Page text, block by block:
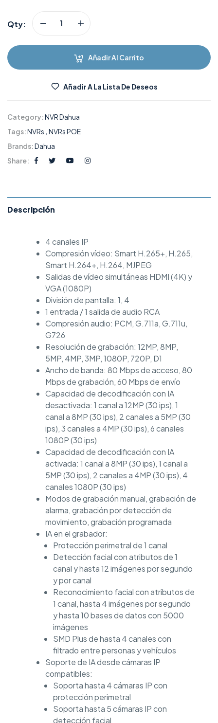
Qty:
Añadir Al Carrito
Añadir A La Lista De Deseos
Category:NVR Dahua
Tags:NVRs NVRs POE
Brands:Dahua
Share:
Descripción
4 canales IP
Compresión vídeo: Smart H.265+, H.265,
Smart H.264+, H.264, MJPEG
Salidas de vídeo simultáneas HDMI (4K) y
VGA (1080P)
División de pantalla: 1, 4
1 entrada / 1 salida de audio RCA
Compresión audio: PCM, G.711a, G.711u,
G726
Resolución de grabación: 12MP, 8MP,
5MP, 4MP, 3MP, 1080P, 720P, D1
Ancho de banda: 80 Mbps de acceso, 80
Mbps de grabación, 60 Mbps de envío
Capacidad de decodificación con IA
desactivada: 1 canal a 12MP (30 ips), 1
canal a 8MP (30 ips), 2 canales a 5MP (30
ips), 3 canales a 4MP (30 ips), 6 canales
1080P (30 ips)
Capacidad de decodificación con IA
activada: 1 canal a 8MP (30 ips), 1 canal a
5MP (30 ips), 2 canales a 4MP (30 ips), 4
canales 1080P (30 ips)
Modos de grabación manual, grabación de
alarma, grabación por detección de
movimiento, grabación programada
IA en el grabador:
Protección perimetral de 1 canal
Detección facial con atributos de 1
canal y hasta 12 imágenes por segundo
y por canal
Reconocimiento facial con atributos de
1 canal, hasta 4 imágenes por segundo
y hasta 10 bases de datos con 5000
imágenes
SMD Plus de hasta 4 canales con
filtrado entre personas y vehículos
Soporte de IA desde cámaras IP
compatibles:
Soporta hasta 4 cámaras IP con
protección perimetral
Soporta hasta 5 cámaras IP con
detección facial